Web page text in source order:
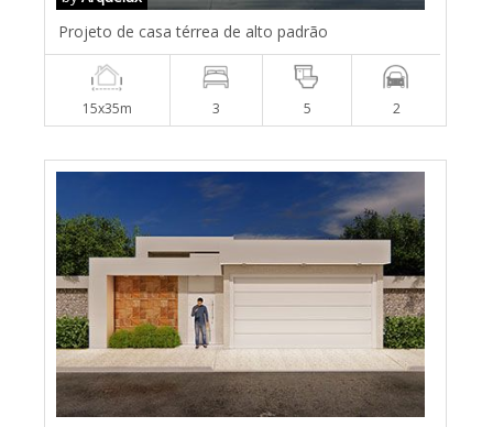
Projeto de casa térrea de alto padrão
15x35m 3 5 2